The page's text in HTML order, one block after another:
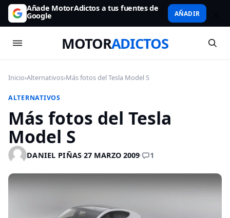
Añade MotorAdictos a tus fuentes de
Google AÑADIR
MOTORADICTOS
Inicio›Alternativos›Más fotos del Tesla Model S
ALTERNATIVOS
Más fotos del Tesla
Model S
DANIEL PIÑAS·27 MARZO 2009· 1